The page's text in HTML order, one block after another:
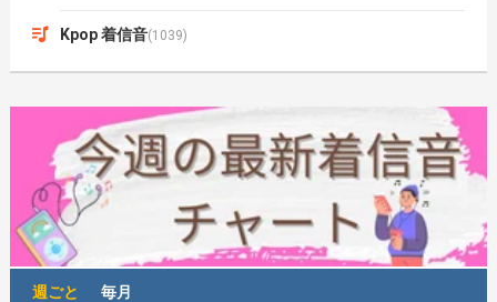
Kpop 着信音(1039)
週ごと 毎月